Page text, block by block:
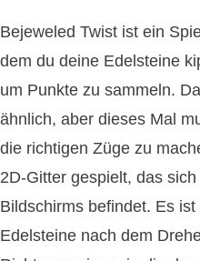
Bejeweled Twist ist ein
dem du deine Edelsteine
um Punkte zu sammeln.
ähnlich, aber dieses Mal
die richtigen Züge zu
2D-Gitter gespielt, das
Bildschirms befindet. Es
Edelsteine nach dem